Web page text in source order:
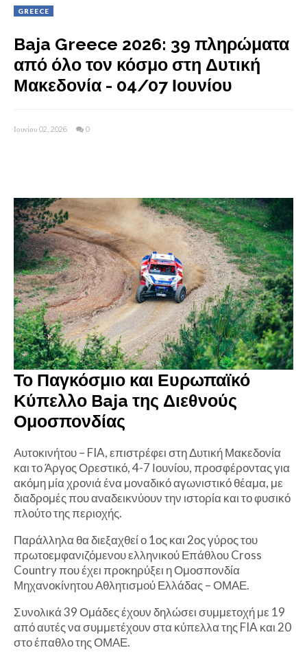
GREECE
Baja Greece 2026: 39 πληρώματα
από όλο τον κόσμο στη Δυτική
Μακεδονία - 04/07 Ιουνίου
Ιουνίου 02, 2026 0
Το Παγκόσμιο και Ευρωπαϊκό
Κύπελλο Baja της Διεθνούς
Ομοσπονδίας
Αυτοκινήτου – FIA, επιστρέφει στη Δυτική Μακεδονία
και το Άργος Ορεστικό, 4-7 Ιουνίου, προσφέροντας για
ακόμη μία χρονιά ένα μοναδικό αγωνιστικό θέαμα, με
διαδρομές που αναδεικνύουν την ιστορία και το φυσικό
πλούτο της περιοχής.
Παράλληλα θα διεξαχθεί ο 1ος και 2ος γύρος του
πρωτοεμφανιζόμενου ελληνικού Επάθλου Cross
Country που έχει προκηρύξει η Ομοσπονδία
Μηχανοκίνητου Αθλητισμού Ελλάδας – ΟΜΑΕ.
Συνολικά 39 Ομάδες έχουν δηλώσει συμμετοχή με 19
από αυτές να συμμετέχουν στα κύπελλα της FIA και 20
στο έπαθλο της ΟΜΑΕ.